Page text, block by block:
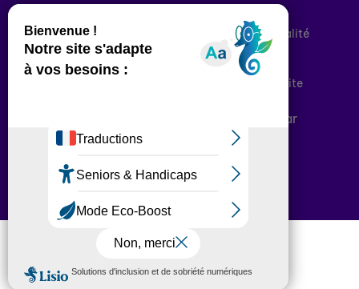
Mentions légales
Politique de confidentialité
Conditions générales d’utilisation
Plan du site
Plateforme développée en France par